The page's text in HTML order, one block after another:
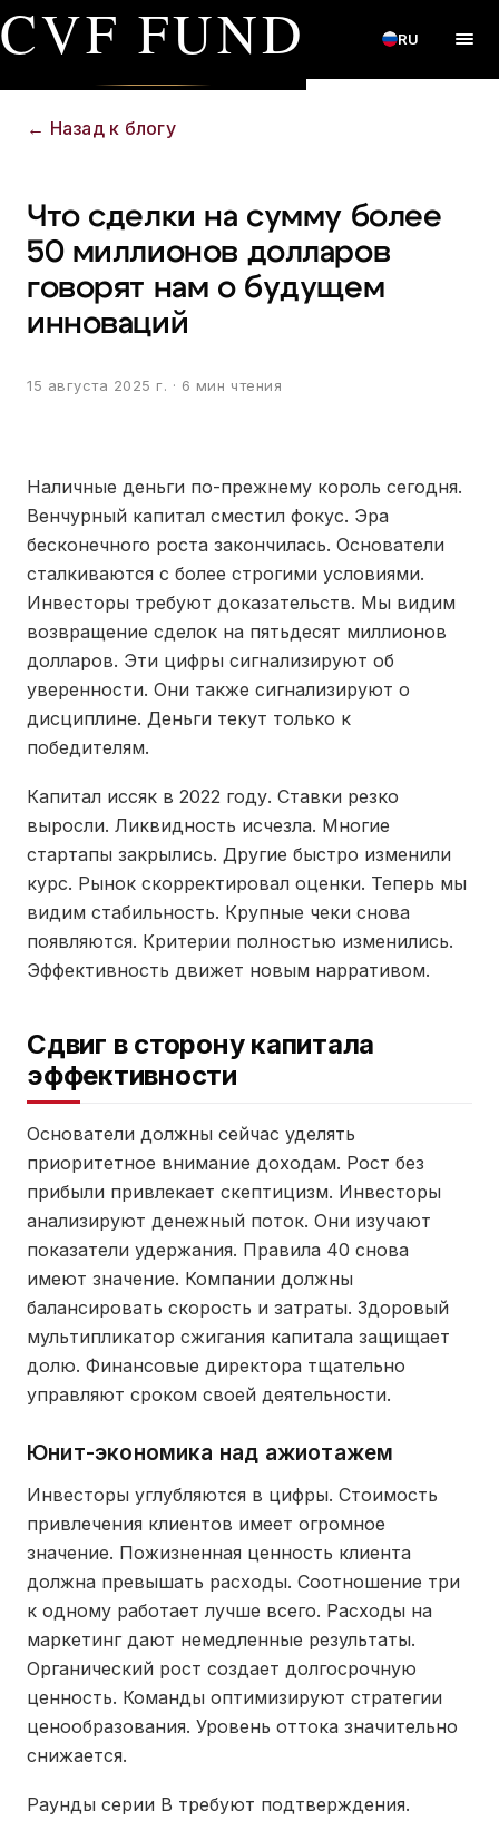
CVF FUND RU
← Назад к блогу
Что сделки на сумму более
50 миллионов долларов
говорят нам о будущем
инноваций
15 августа 2025 г. · 6 мин чтения
Наличные деньги по-прежнему король сегодня.
Венчурный капитал сместил фокус. Эра
бесконечного роста закончилась. Основатели
сталкиваются с более строгими условиями.
Инвесторы требуют доказательств. Мы видим
возвращение сделок на пятьдесят миллионов
долларов. Эти цифры сигнализируют об
уверенности. Они также сигнализируют о
дисциплине. Деньги текут только к
победителям.
Капитал иссяк в 2022 году. Ставки резко
выросли. Ликвидность исчезла. Многие
стартапы закрылись. Другие быстро изменили
курс. Рынок скорректировал оценки. Теперь мы
видим стабильность. Крупные чеки снова
появляются. Критерии полностью изменились.
Эффективность движет новым нарративом.
Сдвиг в сторону капитала
эффективности
Основатели должны сейчас уделять
приоритетное внимание доходам. Рост без
прибыли привлекает скептицизм. Инвесторы
анализируют денежный поток. Они изучают
показатели удержания. Правила 40 снова
имеют значение. Компании должны
балансировать скорость и затраты. Здоровый
мультипликатор сжигания капитала защищает
долю. Финансовые директора тщательно
управляют сроком своей деятельности.
Юнит-экономика над ажиотажем
Инвесторы углубляются в цифры. Стоимость
привлечения клиентов имеет огромное
значение. Пожизненная ценность клиента
должна превышать расходы. Соотношение три
к одному работает лучше всего. Расходы на
маркетинг дают немедленные результаты.
Органический рост создает долгосрочную
ценность. Команды оптимизируют стратегии
ценообразования. Уровень оттока значительно
снижается.
Раунды серии B требуют подтверждения.